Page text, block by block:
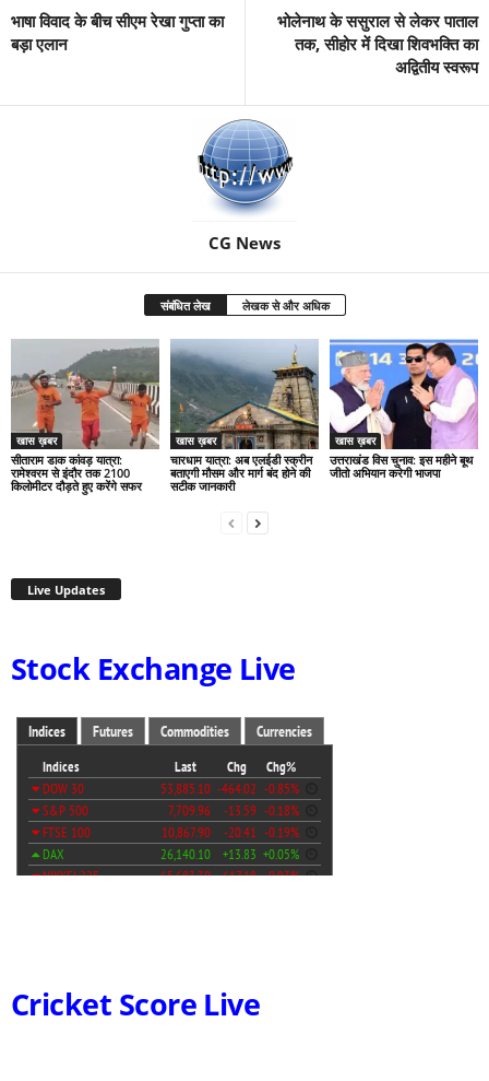
भाषा विवाद के बीच सीएम रेखा गुप्ता का
बड़ा एलान
भोलेनाथ के ससुराल से लेकर पाताल
तक, सीहोर में दिखा शिवभक्ति का
अद्वितीय स्वरूप
CG News
संबंधित लेख लेखक से और अधिक
खास ख़बर
सीताराम डाक कांवड़ यात्रा:
रामेश्वरम से इंदौर तक 2100
किलोमीटर दौड़ते हुए करेंगे सफर
खास ख़बर
चारधाम यात्रा: अब एलईडी स्क्रीन
बताएगी मौसम और मार्ग बंद होने की
सटीक जानकारी
खास ख़बर
उत्तराखंड विस चुनाव: इस महीने बूथ
जीतो अभियान करेगी भाजपा
Live Updates
Stock Exchange Live
Cricket Score Live